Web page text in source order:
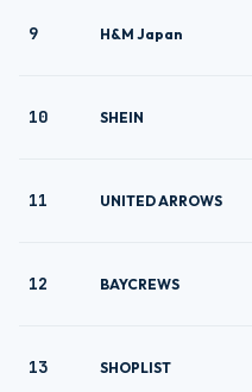
9 H&M Japan
10 SHEIN
11 UNITED ARROWS
12 BAYCREWS
13 SHOPLIST